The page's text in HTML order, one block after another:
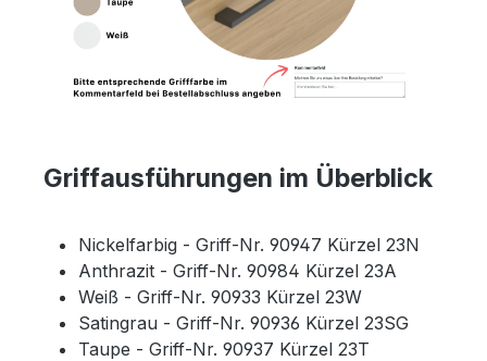
Griffausführungen im Überblick
Nickelfarbig - Griff-Nr. 90947 Kürzel 23N
Anthrazit - Griff-Nr. 90984 Kürzel 23A
Weiß - Griff-Nr. 90933 Kürzel 23W
Satingrau - Griff-Nr. 90936 Kürzel 23SG
Taupe - Griff-Nr. 90937 Kürzel 23T